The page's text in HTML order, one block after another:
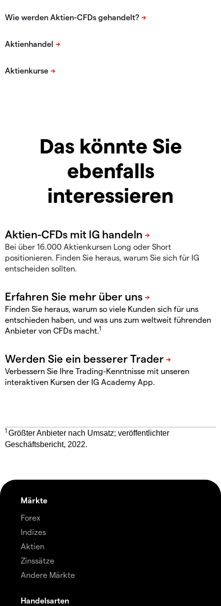
Das könnte Sie
ebenfalls
interessieren
Bei über 16.000 Aktienkursen Long oder Short
positionieren. Finden Sie heraus, warum Sie sich für IG
entscheiden sollten.
Finden Sie heraus, warum so viele Kunden sich für uns
entschieden haben, und was uns zum weltweit führenden
Anbieter von CFDs macht.1
Verbessern Sie Ihre Trading-Kenntnisse mit unseren
interaktiven Kursen der IG Academy App.
1 Größter Anbieter nach Umsatz; veröffentlichter
Geschäftsbericht, 2022.
Märkte
Forex
Indizes
Aktien
Zinssätze
Andere Märkte
Handelsarten